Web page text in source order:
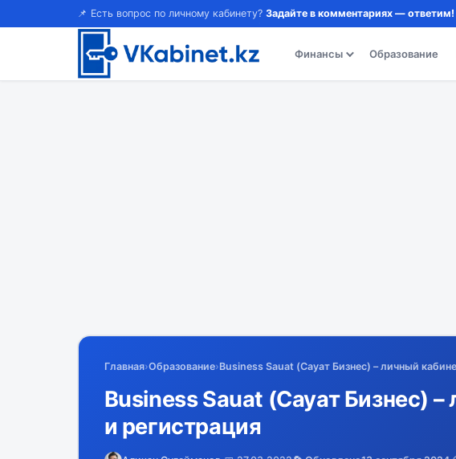
📌 Есть вопрос по личному кабинету? Задайте в комментариях — ответим!
Финансы Образование
Главная›Образование›Business Sauat (Сауат Бизнес) – личный
Business Sauat (Сауат Бизнес) –
и регистрация